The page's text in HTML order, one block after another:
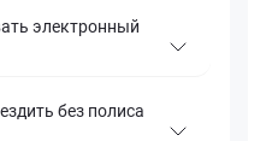
электронный
без полиса